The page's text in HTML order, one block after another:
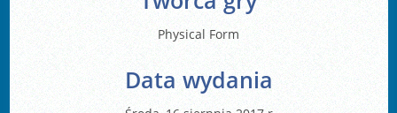
Physical Form
Data wydania